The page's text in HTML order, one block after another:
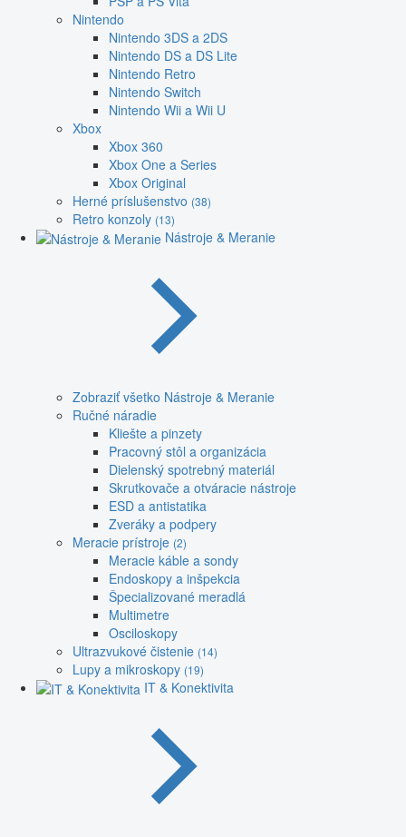
Nintendo
Nintendo 3DS a 2DS
Nintendo DS a DS Lite
Nintendo Retro
Nintendo Switch
Nintendo Wii a Wii U
Xbox
Xbox 360
Xbox One a Series
Xbox Original
Herné príslušenstvo (38)
Retro konzoly (13)
Nástroje & Meranie
Zobraziť všetko Nástroje & Meranie
Ručné náradie
Kliešte a pinzety
Pracovný stôl a organizácia
Dielenský spotrebný materiál
Skrutkovače a otváracie nástroje
ESD a antistatika
Zveráky a podpery
Meracie prístroje (2)
Meracie káble a sondy
Endoskopy a inšpekcia
Špecializované meradlá
Multimetre
Osciloskopy
Ultrazvukové čistenie (14)
Lupy a mikroskopy (19)
IT & Konektivita